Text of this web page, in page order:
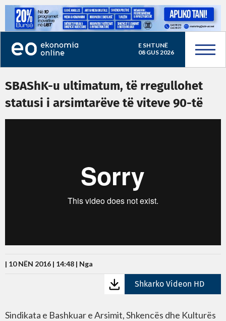
E SHTUNË
08 GUS 2026
SBAShK-u ultimatum, të rregullohet
statusi i arsimtarëve të viteve 90-të
| 10 NËN 2016 | 14:48 | Nga
Shkarko Videon HD
Sindikata e Bashkuar e Arsimit, Shkencës dhe Kulturës